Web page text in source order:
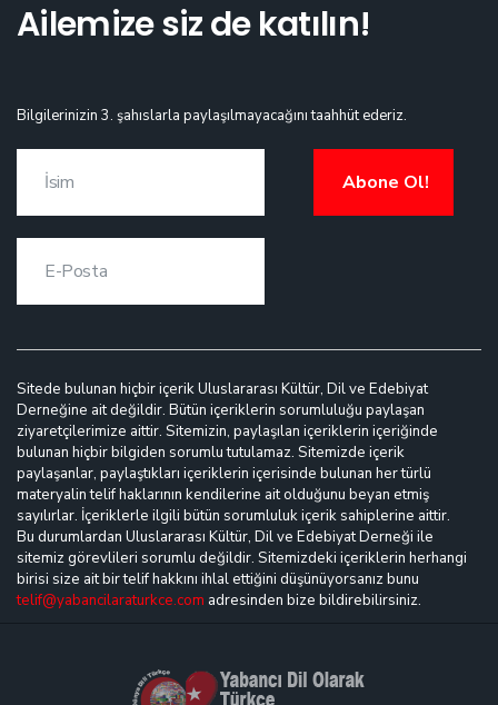
Ailemize siz de katılın!
Bilgilerinizin 3. şahıslarla paylaşılmayacağını taahhüt ederiz.
Abone Ol!
Sitede bulunan hiçbir içerik Uluslararası Kültür, Dil ve Edebiyat
Derneğine ait değildir. Bütün içeriklerin sorumluluğu paylaşan
ziyaretçilerimize aittir. Sitemizin, paylaşılan içeriklerin içeriğinde
bulunan hiçbir bilgiden sorumlu tutulamaz. Sitemizde içerik
paylaşanlar, paylaştıkları içeriklerin içerisinde bulunan her türlü
materyalin telif haklarının kendilerine ait olduğunu beyan etmiş
sayılırlar. İçeriklerle ilgili bütün sorumluluk içerik sahiplerine aittir.
Bu durumlardan Uluslararası Kültür, Dil ve Edebiyat Derneği ile
sitemiz görevlileri sorumlu değildir. Sitemizdeki içeriklerin herhangi
birisi size ait bir telif hakkını ihlal ettiğini düşünüyorsanız bunu
telif@yabancilaraturkce.com adresinden bize bildirebilirsiniz.